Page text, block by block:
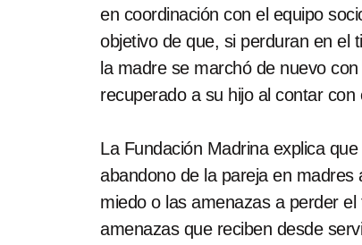
en coordinación con el equipo
objetivo de que, si perduran en el
la madre se marchó de nuevo
recuperado a su hijo al contar
La Fundación Madrina explica
abandono de la pareja en madres
miedo o las amenazas a perder
amenazas que reciben desde